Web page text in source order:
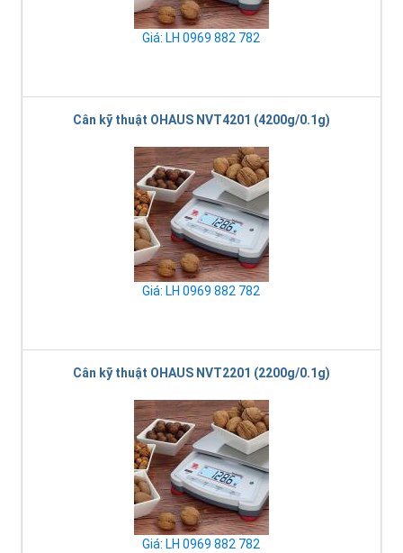
Giá: LH 0969 882 782
Cân kỹ thuật OHAUS NVT4201 (4200g/0.1g)
Giá: LH 0969 882 782
Cân kỹ thuật OHAUS NVT2201 (2200g/0.1g)
Giá: LH 0969 882 782